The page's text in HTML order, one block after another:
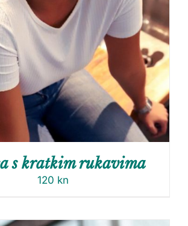
s kratkim rukavima
120 kn